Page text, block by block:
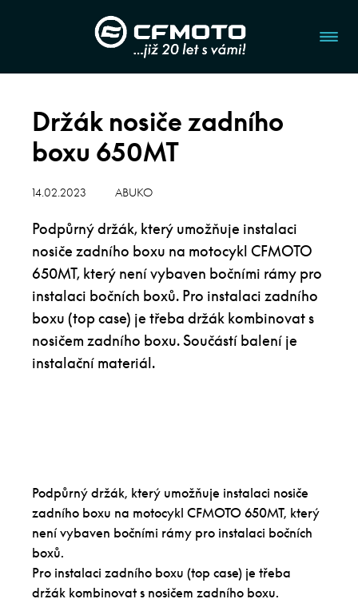
Držák nosiče zadního
boxu 650MT
14.02.2023 ABUKO
Podpůrný držák, který umožňuje instalaci
nosiče zadního boxu na motocykl CFMOTO
650MT, který není vybaven bočními rámy pro
instalaci bočních boxů. Pro instalaci zadního
boxu (top case) je třeba držák kombinovat s
nosičem zadního boxu. Součástí balení je
instalační materiál.
Podpůrný držák, který umožňuje instalaci nosiče
zadního boxu na motocykl CFMOTO 650MT, který
není vybaven bočními rámy pro instalaci bočních
boxů.
Pro instalaci zadního boxu (top case) je třeba
držák kombinovat s nosičem zadního boxu.